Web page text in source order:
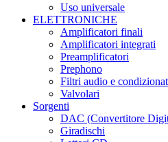
Uso universale
ELETTRONICHE
Amplificatori finali
Amplificatori integrati
Preamplificatori
Prephono
Filtri audio e
Valvolari
Sorgenti
DAC (Convertitore
Giradischi